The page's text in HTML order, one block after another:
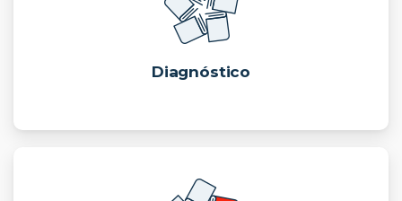
Diagnóstico